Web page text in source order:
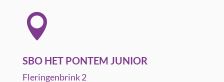

SBO HET PONTEM JUNIOR
Fleringenbrink 2